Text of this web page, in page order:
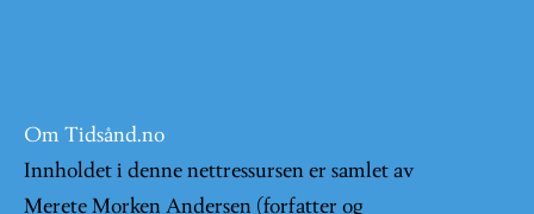
Om Tidsånd.no
Innholdet i denne nettressursen er samlet av
Merete Morken Andersen (forfatter og